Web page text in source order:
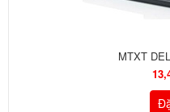
MTXT